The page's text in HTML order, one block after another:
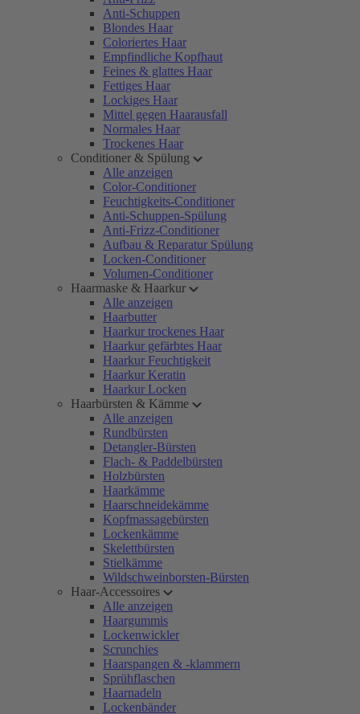
Anti-Schuppen
Blondes Haar
Coloriertes Haar
Empfindliche Kopfhaut
Feines & glattes Haar
Fettiges Haar
Lockiges Haar
Mittel gegen Haarausfall
Normales Haar
Trockenes Haar
Conditioner & Spülung
Alle anzeigen
Color-Conditioner
Feuchtigkeits-Conditioner
Anti-Schuppen-Spülung
Anti-Frizz-Conditioner
Aufbau & Reparatur Spülung
Locken-Conditioner
Volumen-Conditioner
Haarmaske & Haarkur
Alle anzeigen
Haarbutter
Haarkur trockenes Haar
Haarkur gefärbtes Haar
Haarkur Feuchtigkeit
Haarkur Keratin
Haarkur Locken
Haarbürsten & Kämme
Alle anzeigen
Rundbürsten
Detangler-Bürsten
Flach- & Paddelbürsten
Holzbürsten
Haarkämme
Haarschneidekämme
Kopfmassagebürsten
Lockenkämme
Skelettbürsten
Stielkämme
Wildschweinborsten-Bürsten
Haar-Accessoires
Alle anzeigen
Haargummis
Lockenwickler
Scrunchies
Haarspangen & -klammern
Sprühflaschen
Haarnadeln
Lockenbänder